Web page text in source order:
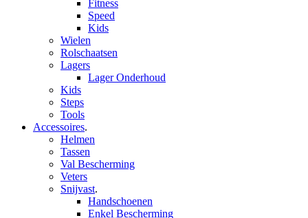
Fitness
Speed
Kids
Wielen
Rolschaatsen
Lagers
Lager Onderhoud
Kids
Steps
Tools
Accessoires.
Helmen
Tassen
Val Bescherming
Veters
Snijvast.
Handschoenen
Enkel Bescherming